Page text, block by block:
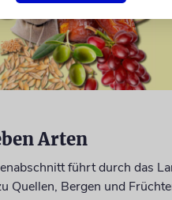
Arten
führt durch das
Quellen, Bergen und